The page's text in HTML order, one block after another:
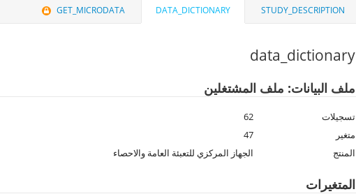
STUDY_DESCRIPTION
DATA_DICTIONARY
GET_MICRODATA
data_dictionary
ملف البيانات: ملف المشتغلين
تسجيلات
62
متغير
47
المنتج
الجهاز المركزي للتعبئة العامة والاحصاء
المتغيرات